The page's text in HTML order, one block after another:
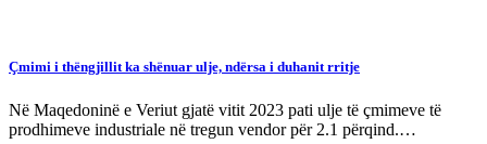
Çmimi i thëngjillit ka shënuar ulje, ndërsa i duhanit rritje
Në Maqedoninë e Veriut gjatë vitit 2023 pati ulje të çmimeve të
prodhimeve industriale në tregun vendor për 2.1 përqind.…